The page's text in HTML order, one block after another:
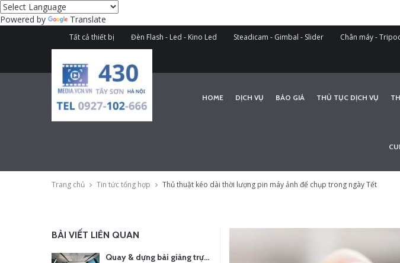
Powered by Translate
Tất cả thiết bị Đèn Flash - Led - Kino Led Steadicam - Gimbal - Slider Chân máy -
HOME DỊCH VỤ BÁO GIÁ THỦ TỤC DỊCH VỤ
Trang chủ Tin tức tổng hợp Thủ thuật kéo dài thời lượng pin máy ảnh để chụp trong ngày Tết
BÀI VIẾT LIÊN QUAN
Quay & dựng bài giảng trực tuyến – Xu hướng đào tạo thời đại số